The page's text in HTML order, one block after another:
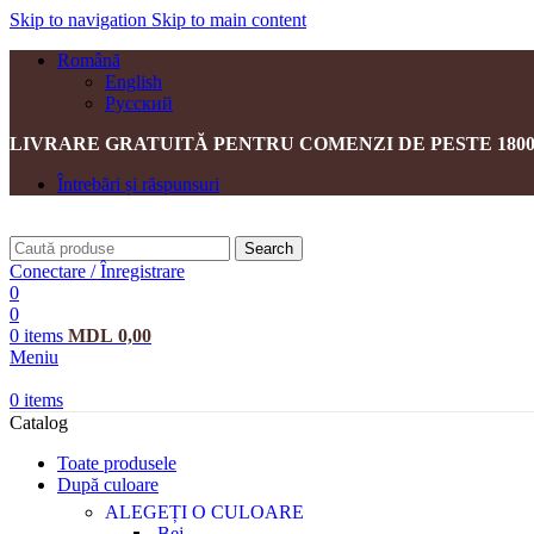
Skip to navigation Skip to main content
Română
English
Русский
LIVRARE GRATUITĂ PENTRU COMENZI DE PESTE
Întrebări și răspunsuri
Search
Conectare / Înregistrare
0
0
0 items MDL 0,00
Meniu
0 items
Catalog
Toate produsele
După culoare
ALEGEȚI O CULOARE